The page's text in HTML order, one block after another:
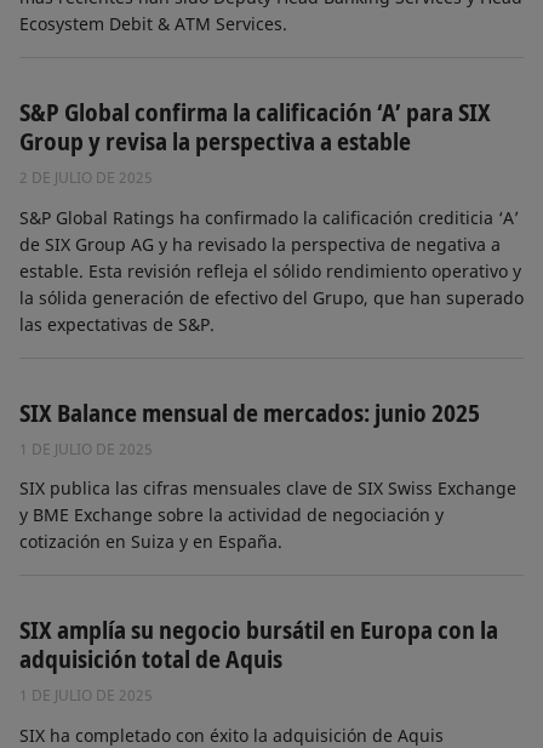
Ecosystem Debit & ATM Services.
S&P Global confirma la calificación ‘A’ para SIX
Group y revisa la perspectiva a estable
2 DE JULIO DE 2025
S&P Global Ratings ha confirmado la calificación crediticia ‘A’
de SIX Group AG y ha revisado la perspectiva de negativa a
estable. Esta revisión refleja el sólido rendimiento operativo y
la sólida generación de efectivo del Grupo, que han superado
las expectativas de S&P.
SIX Balance mensual de mercados: junio 2025
1 DE JULIO DE 2025
SIX publica las cifras mensuales clave de SIX Swiss Exchange
y BME Exchange sobre la actividad de negociación y
cotización en Suiza y en España.
SIX amplía su negocio bursátil en Europa con la
adquisición total de Aquis
1 DE JULIO DE 2025
SIX ha completado con éxito la adquisición de Aquis